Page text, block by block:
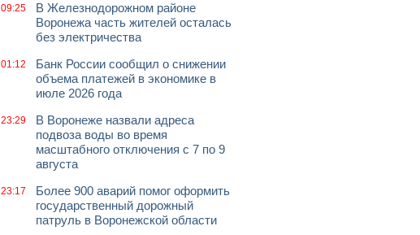
09:25
В Железнодорожном районе
Воронежа часть жителей осталась
без электричества
01:12
Банк России сообщил о снижении
объема платежей в экономике в
июле 2026 года
23:29
В Воронеже назвали адреса
подвоза воды во время
масштабного отключения с 7 по 9
августа
23:17
Более 900 аварий помог оформить
государственный дорожный
патруль в Воронежской области